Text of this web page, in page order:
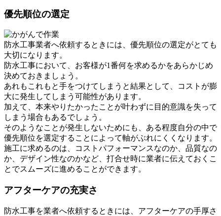
優先順位の選定
防水工事業者へ依頼するときには、優先順位の選定がとても
大切になります。
防水工事において、お客様が1番何を求めるかをあらかじめ
決めておきましょう。
あれもこれもと手をつけてしまうと結果として、コストが膨
大に発生してしまう可能性があります。
加えて、本来やりたかったことが叶わずに目的意識を失って
しまう場合もあるでしょう。
そのようなことが発生しないためにも、ある程度自分の中で
優先順位を選定することによって軸がぶれにくくなります。
施工に求めるのは、コストパフォーマンスなのか、品質なの
か、デザイン性なのかなど、打合せ時に業者に伝えておくこ
とでスムーズに進めることができます。
アフターケアの充実さ
防水工事を業者へ依頼するときには、アフターケアの手厚さ